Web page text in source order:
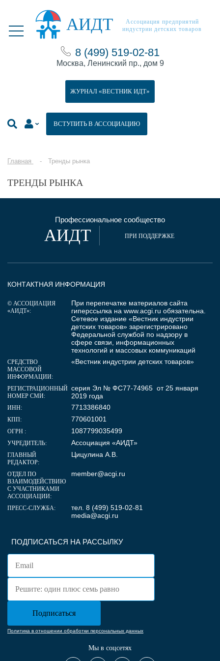
АИДТ
Ассоциация предприятий
индустрии детских товаров
8 (499) 519-02-81
Москва, Ленинский пр., дом 9
ВСТУПИТЬ В АССОЦИАЦИЮ
ЖУРНАЛ «ВЕСТНИК ИДТ»
Главная Тренды рынка
ТРЕНДЫ РЫНКА
Профессиональное сообщество
АИДТ ПРИ ПОДДЕРЖКЕ
ПОДПИСАТЬСЯ НА РАССЫЛКУ
Политика в отношении обработки персональных данных
Мы в соцсетях
КОНТАКТНАЯ ИНФОРМАЦИЯ
© АССОЦИАЦИЯ
«АИДТ»:
При перепечатке материалов сайта
гиперссылка на www.acgi.ru обязательна.
Сетевое издание «Вестник индустрии
детских товаров» зарегистрировано
Федеральной службой по надзору в
сфере связи, информационных
технологий и массовых коммуникаций
СРЕДСТВО
МАССОВОЙ
ИНФОРМАЦИИ:
«Вестник индустрии детских товаров»
РЕГИСТРАЦИОННЫЙ
НОМЕР СМИ:
серия Эл № ФС77-74965 от 25 января
2019 года
ИНН: 7713386840
КПП: 770601001
ОГРН : 1087799035499
УЧРЕДИТЕЛЬ: Ассоциация «АИДТ»
ГЛАВНЫЙ
РЕДАКТОР:
Цицулина А.В.
ОТДЕЛ ПО
ВЗАИМОДЕЙСТВИЮ
С УЧАСТНИКАМИ
АССОЦИАЦИИ:
member@acgi.ru
ПРЕСС-СЛУЖБА:
тел. 8 (499) 519-02-81
media@acgi.ru